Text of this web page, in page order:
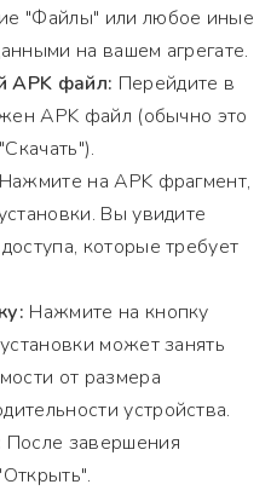
"Файлы" или любое иные
на вашем агрегате.
APK файл: Перейдите в
APK файл (обычно это
Нажмите на APK фрагмент,
Вы увидите
которые требует
Нажмите на кнопку
может занять
от размера
устройства.
После завершения